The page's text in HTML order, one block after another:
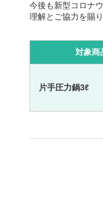
今後も新型コロナ
理解とご協力を賜
対象商
片手圧力鍋3ℓ